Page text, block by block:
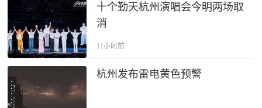
十个勤天杭州演唱会今明两场取
消
11小时前
杭州发布雷电黄色预警